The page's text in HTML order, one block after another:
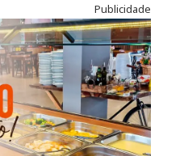
Publicidade